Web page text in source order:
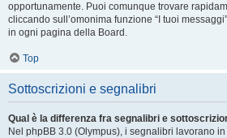
opportunamente. Puoi comunque trovare
cliccando sull’omonima funzione “I tuoi
in ogni pagina della Board.
Top
Sottoscrizioni e segnalibri
Qual è la differenza fra segnalibri e
Nel phpBB 3.0 (Olympus), i segnalibri lavorano